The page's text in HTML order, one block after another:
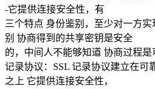
-它提供连接安全性，有
三个特点 身份鉴别，至少对一方
别 协商得到的共享密钥是安全
的，中间人不能够知道 协商过程是
记录协议：SSL 记录协议建立在可
之上 它提供连接安全性，